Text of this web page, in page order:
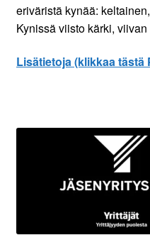
eriväristä kynää:
Kynissä viisto kärki,
Lisätietoja (klikkaa tästä